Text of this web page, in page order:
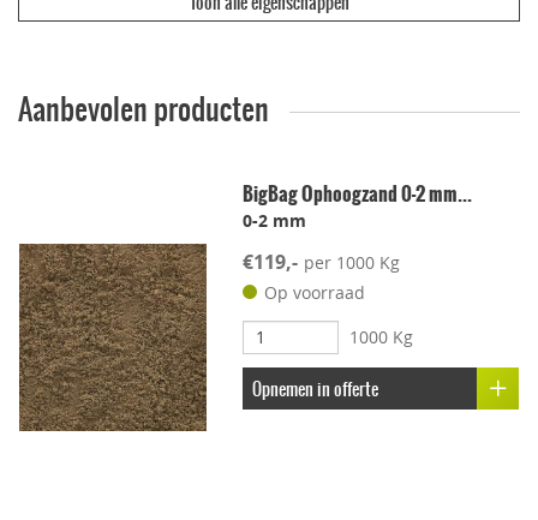
Ecologisch & duurzaam
Lichtgewicht
Onderhoudsvriendelijk
Aanbevolen producten
BigBag Ophoogzand 0-2 mm...
0-2 mm
€119,- per 1000 Kg
Op voorraad
1000 Kg
Opnemen in offerte